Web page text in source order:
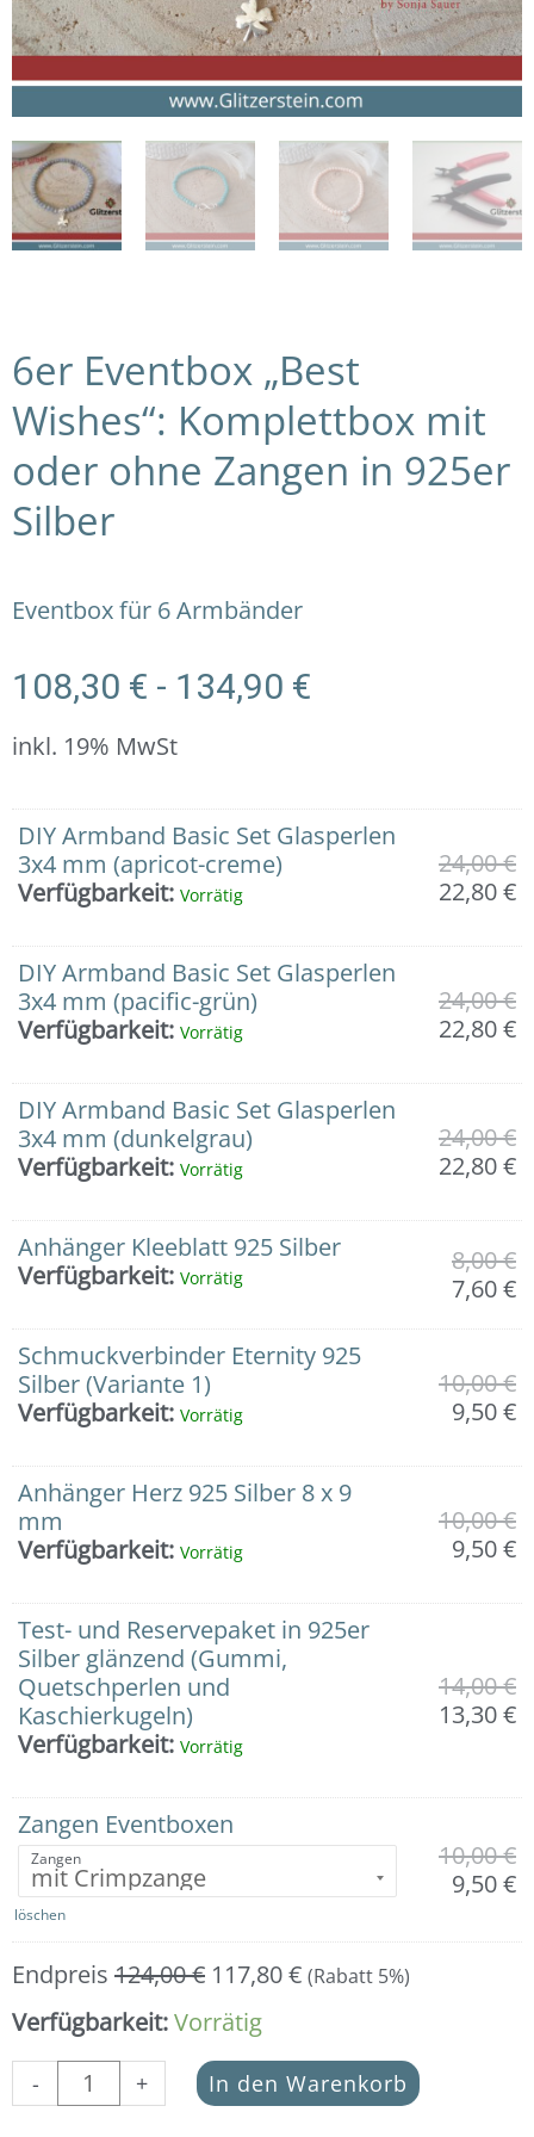
6er Eventbox „Best
Wishes“: Komplettbox mit
oder ohne Zangen in 925er
Silber
Eventbox für 6 Armbänder
108,30 € - 134,90 €
inkl. 19% MwSt
DIY Armband Basic Set Glasperlen
3x4 mm (apricot-creme)
Verfügbarkeit: Vorrätig
24,00€
22,80€
DIY Armband Basic Set Glasperlen
3x4 mm (pacific-grün)
Verfügbarkeit: Vorrätig
24,00€
22,80€
DIY Armband Basic Set Glasperlen
3x4 mm (dunkelgrau)
Verfügbarkeit: Vorrätig
24,00€
22,80€
Anhänger Kleeblatt 925 Silber
Verfügbarkeit: Vorrätig
8,00€
7,60€
Schmuckverbinder Eternity 925
Silber (Variante 1)
Verfügbarkeit: Vorrätig
10,00€
9,50€
Anhänger Herz 925 Silber 8 x 9
mm
Verfügbarkeit: Vorrätig
10,00€
9,50€
Test- und Reservepaket in 925er
Silber glänzend (Gummi,
Quetschperlen und
Kaschierkugeln)
Verfügbarkeit: Vorrätig
14,00€
13,30€
Zangen Eventboxen
Zangen
löschen
10,00€
9,50€
Endpreis 124,00€ 117,80€ (Rabatt 5%)
Verfügbarkeit:Vorrätig
-
6er
Eventbox
"Best
Wishes":
mit
oder
ohne
Zangen
in
925er
Silber
Menge
+ In den Warenkorb